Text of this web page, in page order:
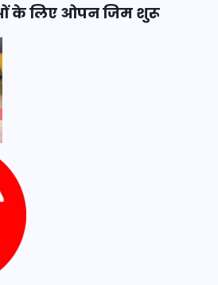
के लिए ओपन जिम शुरू